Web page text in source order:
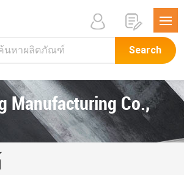
Search
Manufacturing Co.,